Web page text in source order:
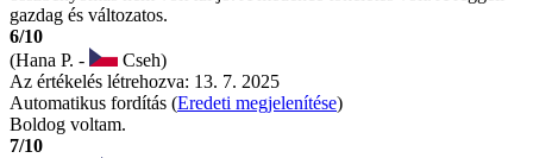
gazdag és változatos.
6/10
(Hana P. -
Cseh)
Az értékelés létrehozva: 13. 7. 2025
Automatikus fordítás (Eredeti megjelenítése)
Boldog voltam.
7/10